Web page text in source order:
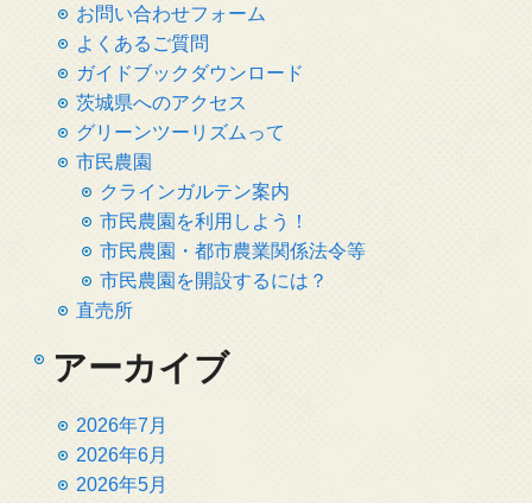
お問い合わせフォーム
よくあるご質問
ガイドブックダウンロード
茨城県へのアクセス
グリーンツーリズムって
市民農園
クラインガルテン案内
市民農園を利用しよう！
市民農園・都市農業関係法令等
市民農園を開設するには？
直売所
アーカイブ
2026年7月
2026年6月
2026年5月